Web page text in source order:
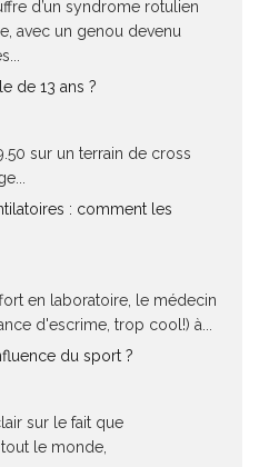
d’un syndrome rotulien
avec un genou devenu
de 13 ans ?
sur un terrain de cross
: comment les
en laboratoire, le médecin
d'escrime, trop cool!) à...
du sport ?
sur le fait que
le monde,